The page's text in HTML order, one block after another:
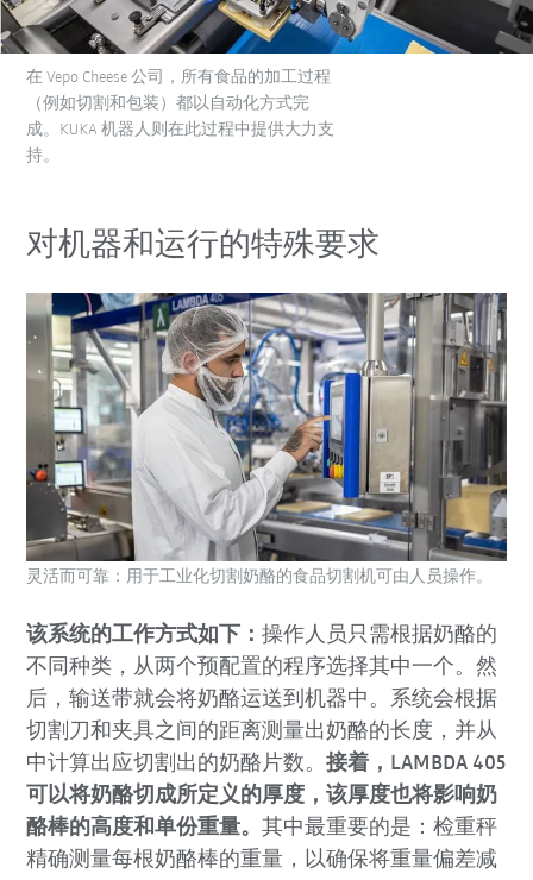
在 Vepo Cheese 公司，所有食品的加工过程
（例如切割和包装）都以自动化方式完
成。KUKA 机器人则在此过程中提供大力支
持。
对机器和运行的特殊要求
该系统的工作方式如下：操作人员只需根据奶酪的
不同种类，从两个预配置的程序选择其中一个。然
后，输送带就会将奶酪运送到机器中。系统会根据
切割刀和夹具之间的距离测量出奶酪的长度，并从
中计算出应切割出的奶酪片数。接着，LAMBDA 405
可以将奶酪切成所定义的厚度，该厚度也将影响奶
酪棒的高度和单份重量。其中最重要的是：检重秤
精确测量每根奶酪棒的重量，以确保将重量偏差减
灵活而可靠：用于工业化切割奶酪的食品切割机可由人员操作。